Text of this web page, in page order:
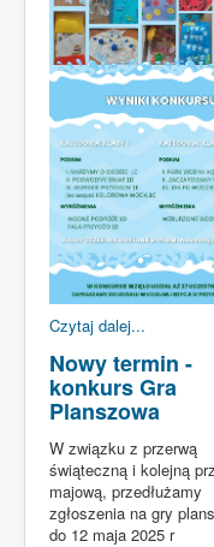
Czytaj dalej...
Nowy termin -
konkurs Gra
Planszowa
W związku z przerwą
świąteczną i kolejną
majową, przedłużamy
zgłoszenia na gry
do 12 maja 2025 r